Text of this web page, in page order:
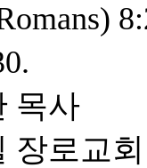
목사
장로교회